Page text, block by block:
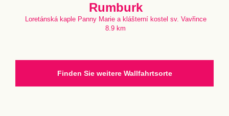
Rumburk
Loretánská kaple Panny Marie a klášterní kostel sv. Vavřince
8.9 km
Finden Sie weitere Wallfahrtsorte